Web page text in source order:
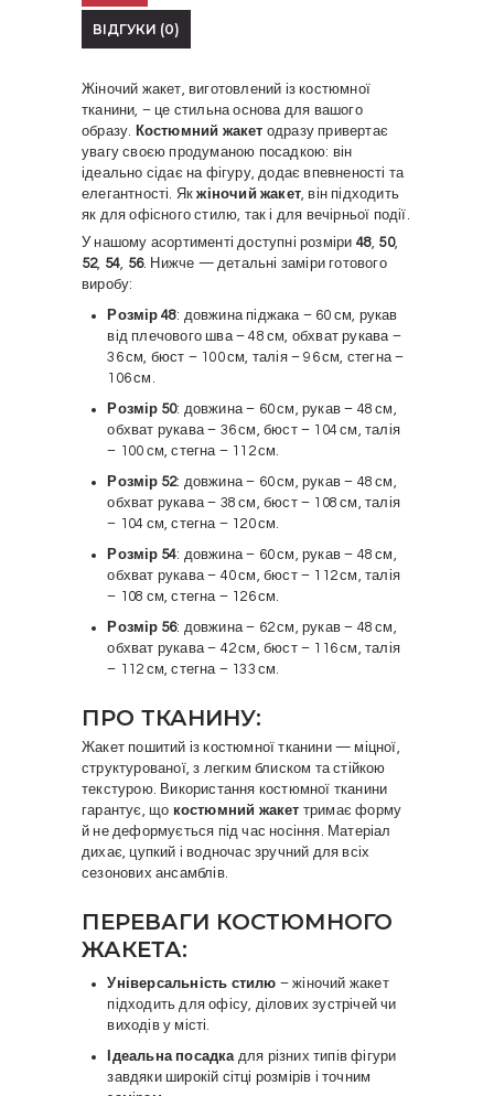
ВІДГУКИ (0)
Жіночий жакет, виготовлений із костюмної
тканини, – це стильна основа для вашого
образу.
Костюмний жакет одразу привертає
увагу своєю продуманою посадкою: він
ідеально сідає на фігуру, додає впевненості та
елегантності. Якжіночий жакет , він підходить
як для офісного стилю, так і для вечірньої події.
У нашому асортименті доступні розміри 48, 50,
52, 54, 56. Нижче — детальні заміри готового
виробу:
Розмір 48: довжина піджака – 60 см, рукав
від плечового шва – 48 см, обхват рукава –
36 см, бюст – 100 см, талія – 96 см, стегна –
106 см.
Розмір 50: довжина – 60 см, рукав – 48 см,
обхват рукава – 36 см, бюст – 104 см, талія
– 100 см, стегна – 112 см.
Розмір 52: довжина – 60 см, рукав – 48 см,
обхват рукава – 38 см, бюст – 108 см, талія
– 104 см, стегна – 120 см.
Розмір 54: довжина – 60 см, рукав – 48 см,
обхват рукава – 40 см, бюст – 112 см, талія
– 108 см, стегна – 126 см.
Розмір 56: довжина – 62 см, рукав – 48 см,
обхват рукава – 42 см, бюст – 116 см, талія
– 112 см, стегна – 133 см.
ПРО ТКАНИНУ:
Жакет пошитий із костюмної тканини — міцної,
структурованої, з легким блиском та стійкою
текстурою. Використання костюмної тканини
гарантує, що костюмний жакет тримає форму
й не деформується під час носіння. Матеріал
дихає, цупкий і водночас зручний для всіх
сезонових ансамблів.
ПЕРЕВАГИ КОСТЮМНОГО
ЖАКЕТА:
Універсальність стилю – жіночий жакет
підходить для офісу, ділових зустрічей чи
виходів у місті.
Ідеальна посадкадля різних типів фігури
завдяки широкій сітці розмірів і точним